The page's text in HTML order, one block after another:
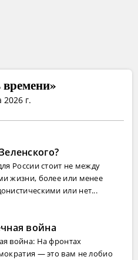
времени»
2026 г.
России стоит не между
жизни, более или менее
или нет...
война
война: На фронтах
— это вам не лобио